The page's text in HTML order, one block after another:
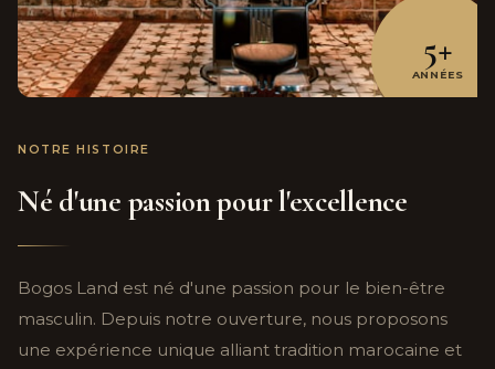
5+
ANNÉES
NOTRE HISTOIRE
Né d'une passion pour l'excellence
Bogos Land est né d'une passion pour le bien-être
masculin. Depuis notre ouverture, nous proposons
une expérience unique alliant tradition marocaine et